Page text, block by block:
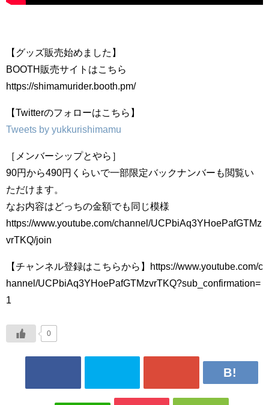
【グッズ販売始めました】
BOOTH販売サイトはこちら
https://shimamurider.booth.pm/
【Twitterのフォローはこちら】
Tweets by yukkurishimamu
［メンバーシップとやら］
90円から490円くらいで一部限定バックナンバーも閲覧い
ただけます。
なお内容はどっちの金額でも同じ模様
https://www.youtube.com/channel/UCPbiAq3YHoePafGTMz
vrTKQ/join
【チャンネル登録はこちらから】https://www.youtube.com/c
hannel/UCPbiAq3YHoePafGTMzvrTKQ?sub_confirmation=
1
0